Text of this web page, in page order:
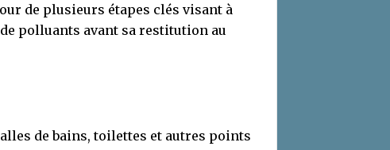
de plusieurs étapes clés visant à
polluants avant sa restitution au
de bains, toilettes et autres points